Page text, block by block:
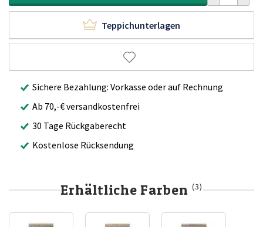
Teppichunterlagen
Sichere Bezahlung: Vorkasse oder auf Rechnung
Ab 70,-€ versandkostenfrei
30 Tage Rückgaberecht
Kostenlose Rücksendung
Erhältliche Farben(3)